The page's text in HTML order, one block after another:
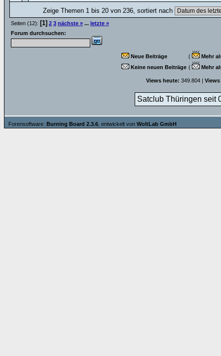
Zeige Themen 1 bis 20 von 236, sortiert nach
Seiten (12): [1] 2 3 nächste » ... letzte »
Forum durchsuchen:
Neue Beiträge (
Mehr
Keine neuen Beiträge ( Mehr
Views heute: 349.804 |
Satclub Thüringen seit
Forensoftware: Burning Board 2.3.6 , entwickelt von WoltLab GmbH